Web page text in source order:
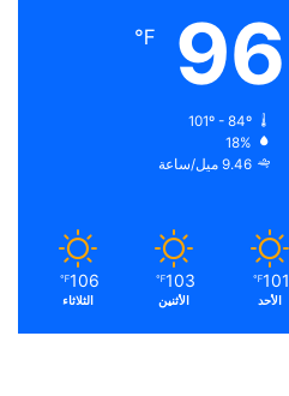
96
℉
101º - 84º
18%
9.46 ميل/ساعة
101
℉
الأحد
103
℉
الأثنين
106
℉
الثلاثاء